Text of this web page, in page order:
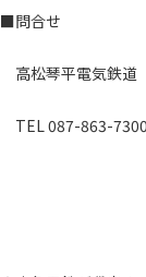
■問合せ
高松琴平電気鉄
TEL 087-863-7300